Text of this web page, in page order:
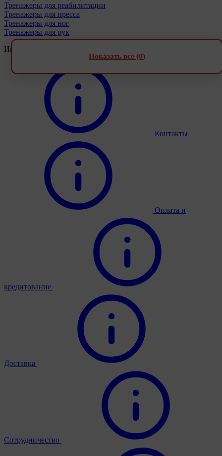
Показать все (0)
Тренажеры для реабилитации
Тренажеры для пресса
Тренажеры для ног
Тренажеры для рук
Информация
Контакты
Оплата и
кредитование
Доставка
Сотрудничество